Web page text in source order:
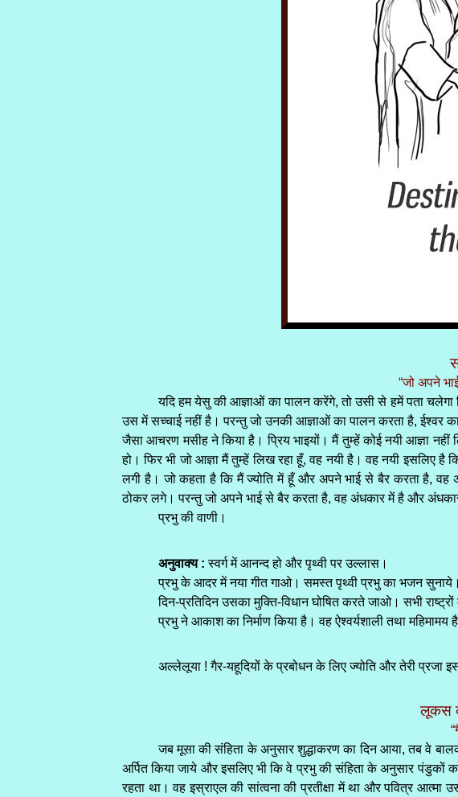
“जो अपने
यदि हम येसु की आज्ञाओं का पालन करेंगे, तो उसी से हमें पता
उस में सच्चाई नहीं है। परन्तु जो उनकी आज्ञाओं का पालन करता है, ईश्वर
जैसा आचरण मसीह ने किया है। प्रिय भाइयों। मैं तुम्हें कोई नयी आज्ञा
हो। फिर भी जो आज्ञा मैं तुम्हें लिख रहा हूँ, वह नयी है। वह नयी इसलिए है
लगी है। जो कहता है कि मैं ज्योति में हूँ और अपने भाई से बैर करता है, वह
ठोकर लगे। परन्तु जो अपने भाई से बैर करता है, वह अंधकार में है और
प्रभु की वाणी।
अनुवाक्य : स्वर्ग में आनन्द हो और पृथ्वी पर उल्लास।
प्रभु के आदर में नया गीत गाओ। समस्त पृथ्वी प्रभु का भजन
दिन-प्रतिदिन उसका मुक्ति-विधान घोषित करते जाओ। सभी
प्रभु ने आकाश का निर्माण किया है। वह ऐश्वर्यशाली तथा
अल्लेलूया ! गैर-यहूदियों के प्रबोधन के लिए ज्योति और तेरी प्रजा
लूकस
जब मूसा की संहिता के अनुसार शुद्धाकरण का दिन आया, तब वे
अर्पित किया जाये और इसलिए भी कि वे प्रभु की संहिता के अनुसार
रहता था। वह इस्राएल की सांत्वना की प्रतीक्षा में था और पवित्र